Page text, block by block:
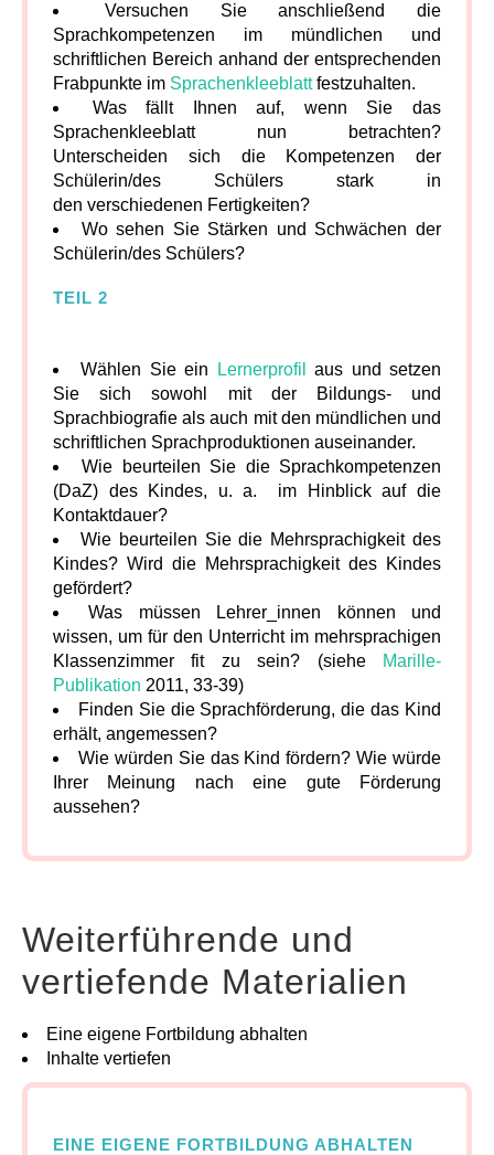
Versuchen Sie anschließend die
Sprachkompetenzen im mündlichen und
schriftlichen Bereich anhand der entsprechenden
Frabpunkte im Sprachenkleeblattfestzuhalten.
Was fällt Ihnen auf, wenn Sie das
Sprachenkleeblatt nun betrachten?
Unterscheiden sich die Kompetenzen der
Schülerin/des Schülers stark in
den verschiedenen Fertigkeiten?
Wo sehen Sie Stärken und Schwächen der
Schülerin/des Schülers?
TEIL 2
Wählen Sie ein Lernerprofil
aus und setzen
Sie sich sowohl mit der Bildungs- und
Sprachbiografie als auch mit den mündlichen und
schriftlichen Sprachproduktionen auseinander.
Wie beurteilen Sie die Sprachkompetenzen
(DaZ) des Kindes, u. a. im Hinblick auf die
Kontaktdauer?
Wie beurteilen Sie die Mehrsprachigkeit des
Kindes? Wird die Mehrsprachigkeit des Kindes
gefördert?
Was müssen Lehrer_innen können und
wissen, um für den Unterricht im mehrsprachigen
Klassenzimmer fit zu sein? (siehe
Marille-
Publikation 2011, 33-39)
Finden Sie die Sprachförderung, die das Kind
erhält, angemessen?
Wie würden Sie das Kind fördern? Wie würde
Ihrer Meinung nach eine gute Förderung
aussehen?
Weiterführende und
vertiefende Materialien
Eine eigene Fortbildung abhalten
Inhalte vertiefen
EINE EIGENE FORTBILDUNG ABHALTEN